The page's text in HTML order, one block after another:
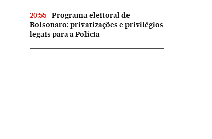
20:55
Programa eleitoral de
Bolsonaro: privatizações e privilégios
legais para a Polícia